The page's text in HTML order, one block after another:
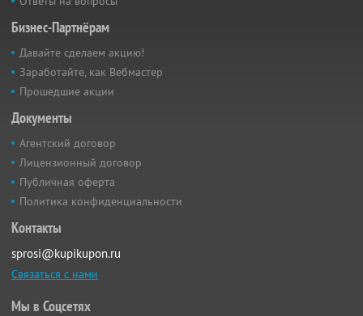
Бизнес-Партнёрам
Давайте сделаем акцию!
Заработайте, как Вебмастер
Прошедшие акции
Документы
Агентский договор
Лицензионный договор
Публичная оферта
Политика конфиденциальности
Контакты
sprosi@kupikupon.ru
Связаться с нами
Мы в Соцсетях